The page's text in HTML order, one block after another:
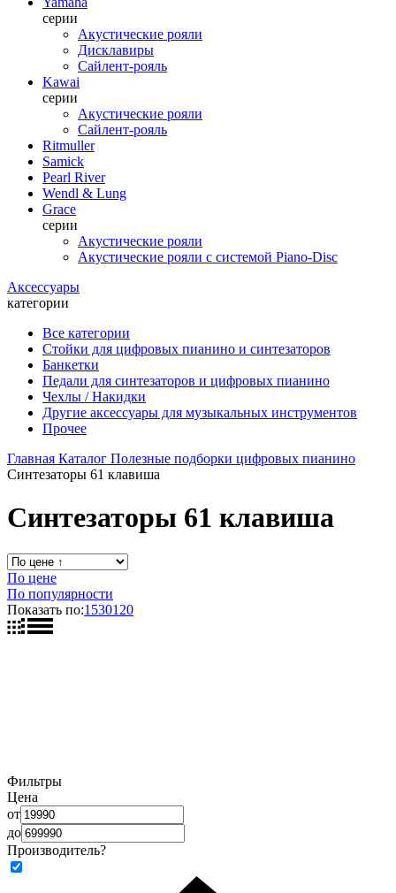
серии
Акустические рояли
Дисклавиры
Сайлент-рояль
Kawai
серии
Акустические рояли
Сайлент-рояль
Ritmuller
Samick
Pearl River
Wendl & Lung
Grace
серии
Акустические рояли
Акустические рояли с системой Piano-Disc
Аксессуары
категории
Все категории
Стойки для цифровых пианино и синтезаторов
Банкетки
Педали для синтезаторов и цифровых пианино
Чехлы / Накидки
Другие аксессуары для музыкальных инструментов
Прочее
Главная Каталог Полезные подборки цифровых пианино
Синтезаторы 61 клавиша
Синтезаторы 61 клавиша
По цене
По популярности
Показать по:1530120
Фильтры
Цена
от
до
Производитель?